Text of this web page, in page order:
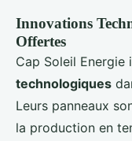
Innovations
Offertes
Cap Soleil Energie
technologiques
Leurs panneaux
la production en